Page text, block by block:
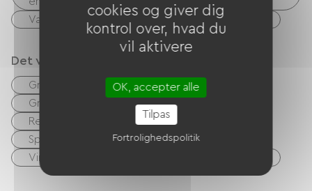
Vaskerifaciliteter til rådighed (gratis eller betalt)
Det vi er gode til
Gratis parkering på stedet
Gratis parkering i umiddelbar nærhed
Restaurant
morgenmad
Sportshal
Mødelokale
Virksomhedsseminar
cookies og giver dig
kontrol over, hvad du
vil aktivere
OK, accepter alle
Tilpas
Fortrolighedspolitik